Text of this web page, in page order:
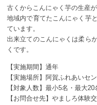
古くからこんにゃく芋の生産
地域内で育てたこんにゃく芋
ています。
出来立てのこんにゃくは柔ら
くです。
【実施期間】通年
【実施場所】阿賀ふれあいセ
【対象人数】最小5名・最大20
【お問合せ先】やましろ体験